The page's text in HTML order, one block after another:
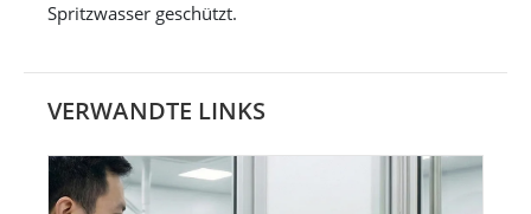
Spritzwasser geschützt.
VERWANDTE LINKS